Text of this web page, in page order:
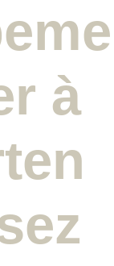
à